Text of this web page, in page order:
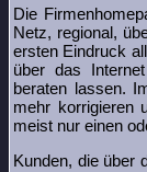
Die
Netz, regional,
ersten Eindruck
über das
beraten lassen.
mehr korrigieren
meist nur einen
Kunden, die über